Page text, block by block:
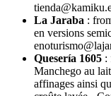
La Jaraba :
en versions
Quesería 1605 :
Manchego au
affinages ainsi